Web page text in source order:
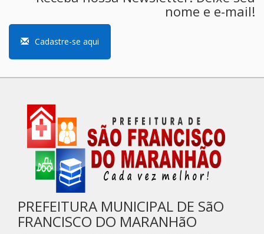
nome e e-mail!
Cadastre-se aqui
PREFEITURA MUNICIPAL DE SãO
FRANCISCO DO MARANHãO